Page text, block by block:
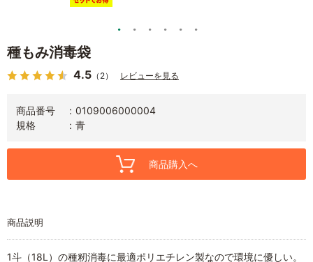
種もみ消毒袋
4.5 （2） レビューを見る
商品番号
0109006000004
規格
青
商品購入へ
商品説明
1斗（18L）の種籾消毒に最適ポリエチレン製なので環境に優しい。